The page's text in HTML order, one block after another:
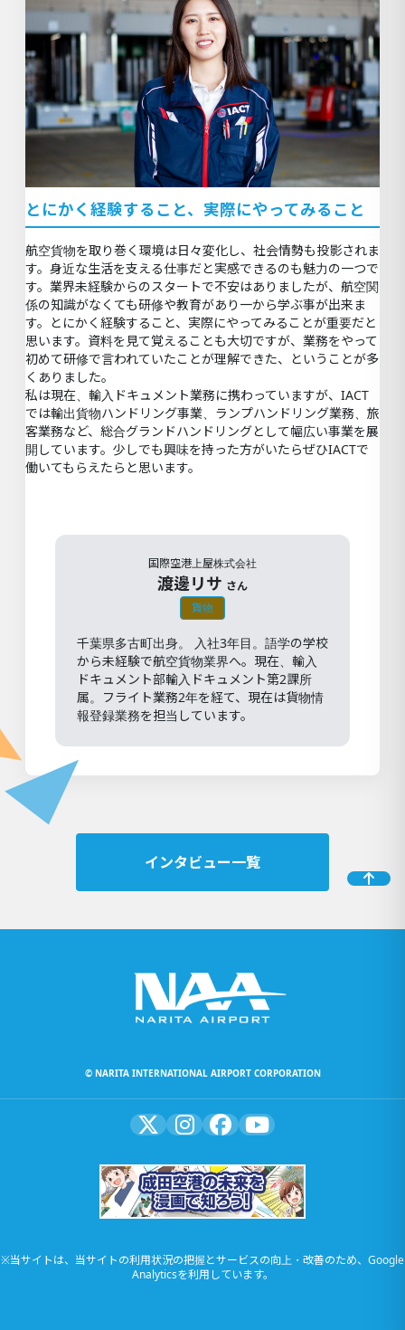
とにかく経験すること、実際にやってみること
航空貨物を取り巻く環境は日々変化し、社会情勢も投影されま
す。身近な生活を支える仕事だと実感できるのも魅力の一つで
す。業界未経験からのスタートで不安はありましたが、航空関
係の知識がなくても研修や教育があり一から学ぶ事が出来ま
す。とにかく経験すること、実際にやってみることが重要だと
思います。資料を見て覚えることも大切ですが、業務をやって
初めて研修で言われていたことが理解できた、ということが多
くありました。
私は現在、輸入ドキュメント業務に携わっていますが、IACT
では輸出貨物ハンドリング事業、ランプハンドリング業務、旅
客業務など、総合グランドハンドリングとして幅広い事業を展
開しています。少しでも興味を持った方がいたらぜひIACTで
働いてもらえたらと思います。
国際空港上屋株式会社
渡邊リサ さん
貨物
千葉県多古町出身。 入社3年目。語学の学校
から未経験で航空貨物業界へ。現在、輸入
ドキュメント部輸入ドキュメント第2課所
属。フライト業務2年を経て、現在は貨物情
報登録業務を担当しています。
インタビュー一覧
© NARITA INTERNATIONAL AIRPORT CORPORATION
※当サイトは、当サイトの利用状況の把握とサービスの向上・改善のため、Google
Analyticsを利用しています。